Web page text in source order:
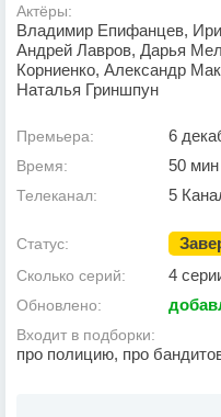
Актёры:
Владимир Епифанцев,
Андрей Лавров, Дарья
Корниенко, Александр
Наталья Гриншпун
Премьера: 6
Время: 50 мин
Телеканал: 5
Статус:
Сколько серий: 4
Обновлено:
Входит в подборки:
про полицию, про